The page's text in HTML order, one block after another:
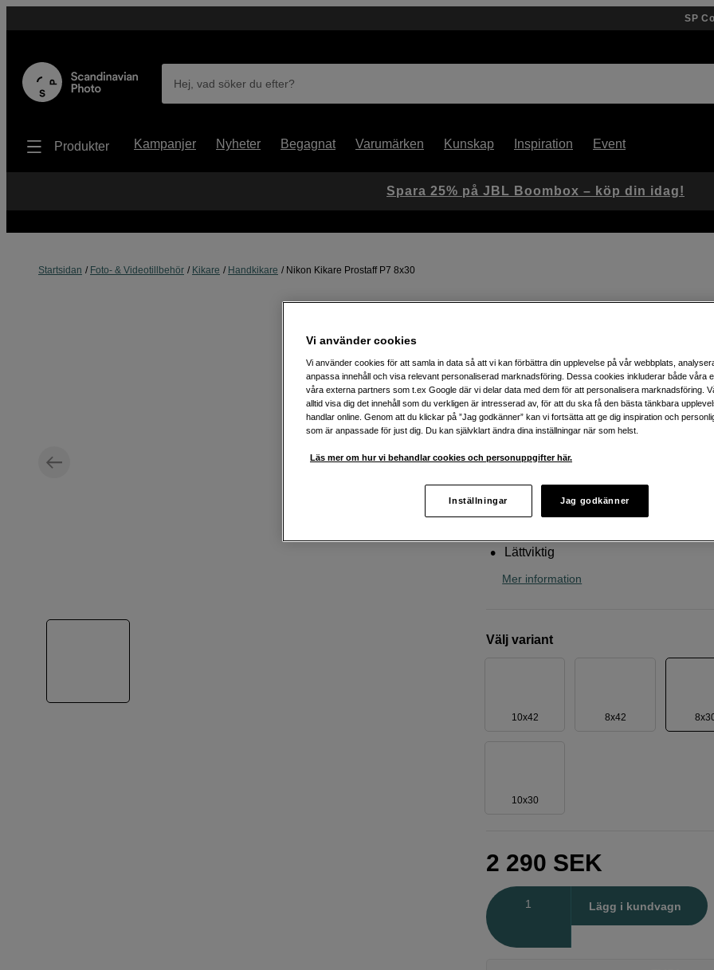
SP
Hej, vad söker du efter?
Produkter Kampanjer Nyheter Begagnat Varumärken Kunskap Inspiration Event
Startsidan Foto- & Videotillbehör Kikare Handkikare Nikon Kikare Prostaff P7 8x30
Nikon Kikare Prostaff P7 8x30
Webblager:Beräknad leverans ca 10-
arbetsdagar efter lagd beställning
Butikslager: Visa butik
Vattentät ner till 1 meter i upp till 10
Lättviktig
Mer information
Välj variant
10x42 8x42
10x30
2 290 SEK
Lägg i kundvagn
Spara 25% på JBL Boombox – köp din idag!
Vi använder cookies
Vi använder cookies för att samla in data så att vi kan förbättra din upplevelse på vår webbplats,
anpassa innehåll och visa relevant personaliserad marknadsföring. Dessa cookies inkluderar både våra
våra externa partners som t.ex Google där vi delar data med dem för att personalisera marknadsföring.
alltid visa dig det innehåll som du verkligen är intresserad av, för att du ska få den bästa tänkbara
handlar online. Genom att du klickar på ”Jag godkänner” kan vi fortsätta att ge dig inspiration och
som är anpassade för just dig. Du kan självklart ändra dina inställningar när som helst.
Läs mer om hur vi behandlar cookies och personuppgifter här.
Inställningar Jag godkänner